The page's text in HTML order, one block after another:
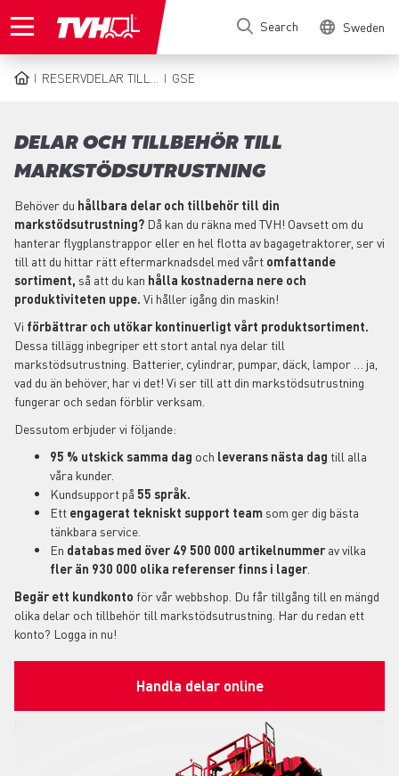
to
Search Sweden
RESERVDELAR TILL... GSE
DELAR OCH TILLBEHÖR TILL
MARKSTÖDSUTRUSTNING
Behöver du hållbara delar och tillbehör till din
markstödsutrustning? Då kan du räkna med TVH! Oavsett om du
hanterar flygplanstrappor eller en hel flotta av bagagetraktorer, ser vi
till att du hittar rätt eftermarknadsdel med vårt omfattande
sortiment, så att du kan hålla kostnaderna nere och
produktiviteten uppe. Vi håller igång din maskin!
Vi förbättrar och utökar kontinuerligt vårt produktsortiment.
Dessa tillägg inbegriper ett stort antal nya delar till
markstödsutrustning. Batterier, cylindrar, pumpar, däck, lampor … ja,
vad du än behöver, har vi det! Vi ser till att din markstödsutrustning
fungerar och sedan förblir verksam.
Dessutom erbjuder vi följande:
95 % utskick samma dag och leverans nästa dag till alla
våra kunder.
Kundsupport på 55 språk.
Ett engagerat tekniskt support team som ger dig bästa
tänkbara service.
En databas med över 49 500 000 artikelnummer av vilka
fler än 930 000 olika referenser finns i lager
Begär ett kundkonto för vår webbshop. Du får tillgång till en mängd
olika delar och tillbehör till markstödsutrustning. Har du redan ett
konto? Logga in nu!
Handla delar online